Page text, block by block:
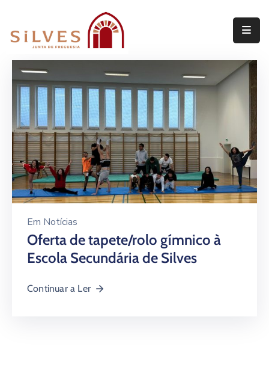
Junta
de
Freguesia
Assembleia
de
Freguesia
Projetos
Em Notícias
Oferta de tapete/rolo gímnico à
Escola Secundária de Silves
Continuar a Ler